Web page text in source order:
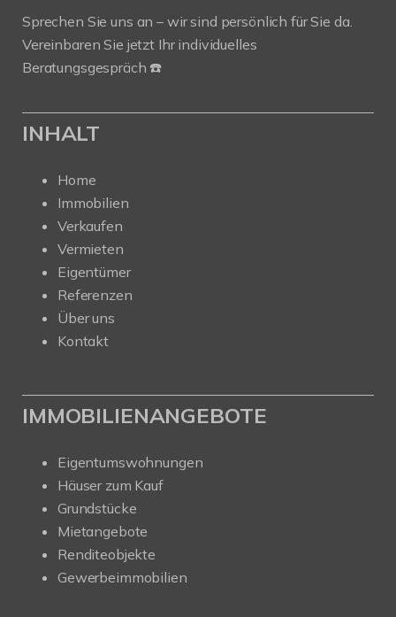
Sprechen Sie uns an – wir sind persönlich für Sie da.
Vereinbaren Sie jetzt Ihr individuelles
Beratungsgespräch ☎️
INHALT
Home
Immobilien
Verkaufen
Vermieten
Eigentümer
Referenzen
Über uns
Kontakt
IMMOBILIENANGEBOTE
Eigentumswohnungen
Häuser zum Kauf
Grundstücke
Mietangebote
Renditeobjekte
Gewerbeimmobilien